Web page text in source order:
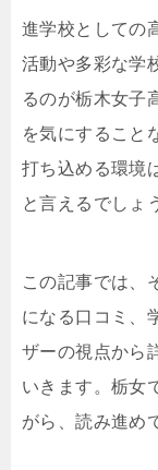
進学校としての
活動や多彩な学
るのが栃木女子
を気にすること
打ち込める環境
と言えるでしょ
この記事では、
になる口コミ、
ザーの視点から
いきます。栃女
がら、読み進め